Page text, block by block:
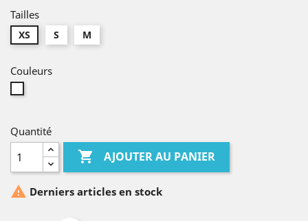
Tailles
XS S M
Couleurs
Quantité
 AJOUTER AU PANIER
 Derniers articles en stock